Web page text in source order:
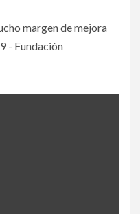
margen de mejora
- Fundación